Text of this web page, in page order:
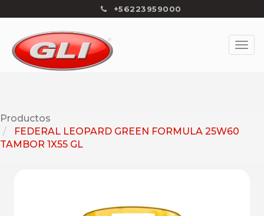
+56223959000
Productos
FEDERAL LEOPARD GREEN FORMULA 25W60
TAMBOR 1X55 GL